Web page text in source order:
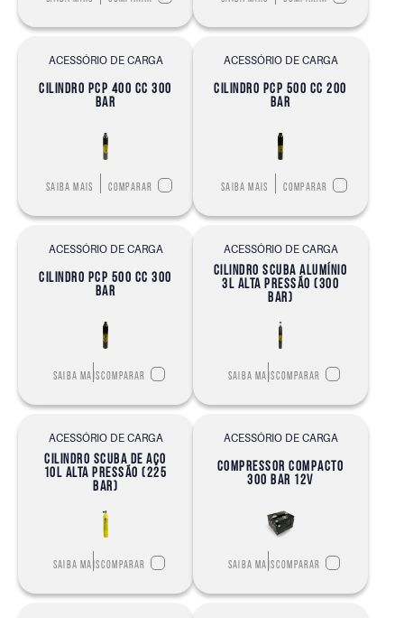
ACESSÓRIO DE CARGA
CILINDRO PCP 400 CC 300
BAR
Saiba mais Comparar
ACESSÓRIO DE CARGA
CILINDRO PCP 500 CC 200
BAR
Saiba mais Comparar
ACESSÓRIO DE CARGA
CILINDRO PCP 500 CC 300
BAR
Saiba maisComparar
ACESSÓRIO DE CARGA
CILINDRO SCUBA ALUMÍNIO
3L ALTA PRESSÃO (300
BAR)
Saiba maisComparar
ACESSÓRIO DE CARGA
CILINDRO SCUBA DE AÇO
10L ALTA PRESSÃO (225
BAR)
Saiba maisComparar
ACESSÓRIO DE CARGA
COMPRESSOR COMPACTO
300 BAR 12V
Saiba maisComparar